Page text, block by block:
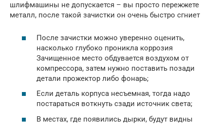
шлифмашины не допускается – вы просто пережжете
металл, после такой зачистки он очень быстро сгниет
После зачистки можно уверенно оценить,
насколько глубоко проникла коррозия
Зачищенное место обдувается воздухом от
компрессора, затем нужно поставить позади
детали прожектор либо фонарь;
Если деталь корпуса несъемная, тогда надо
постараться воткнуть сзади источник света;
В местах, где появились дырки, будут видны